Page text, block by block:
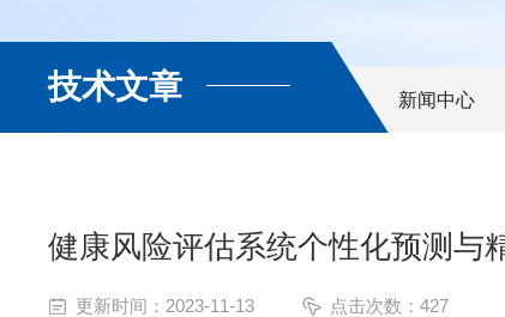
技术文章 新闻中心
健康风险评估系统个性化预测与
更新时间：2023-11-13 点击次数：427